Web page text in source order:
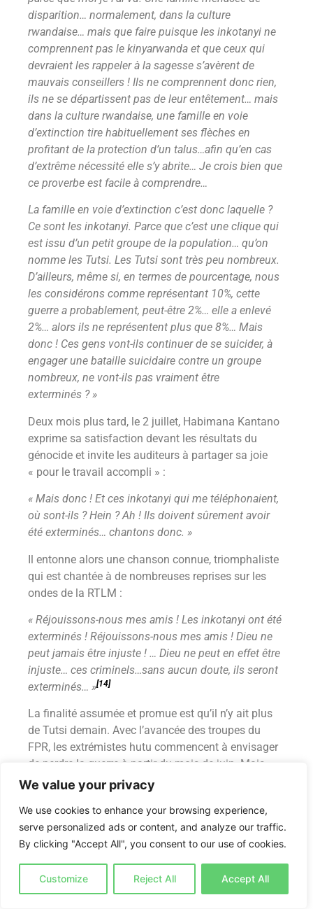
We value your privacy
We use cookies to enhance your browsing experience,
serve personalized ads or content, and analyze our traffic.
By clicking "Accept All", you consent to our use of cookies.
Customize Reject All Accept All
disparition… normalement, dans la culture
rwandaise… mais que faire puisque les inkotanyi ne
comprennent pas le kinyarwanda et que ceux qui
devraient les rappeler à la sagesse s’avèrent de
mauvais conseillers ! Ils ne comprennent donc rien,
ils ne se départissent pas de leur entêtement… mais
dans la culture rwandaise, une famille en voie
d’extinction tire habituellement ses flèches en
profitant de la protection d’un talus…afin qu’en cas
d’extrême nécessité elle s’y abrite… Je crois bien que
ce proverbe est facile à comprendre…
La famille en voie d’extinction c’est donc laquelle ?
Ce sont les inkotanyi. Parce que c’est une clique qui
est issu d’un petit groupe de la population… qu’on
nomme les Tutsi. Les Tutsi sont très peu nombreux.
D’ailleurs, même si, en termes de pourcentage, nous
les considérons comme représentant 10%, cette
guerre a probablement, peut-être 2%… elle a enlevé
2%… alors ils ne représentent plus que 8%… Mais
donc ! Ces gens vont-ils continuer de se suicider, à
engager une bataille suicidaire contre un groupe
nombreux, ne vont-ils pas vraiment être
exterminés ? »
Deux mois plus tard, le 2 juillet, Habimana Kantano
exprime sa satisfaction devant les résultats du
génocide et invite les auditeurs à partager sa joie
« pour le travail accompli » :
« Mais donc ! Et ces inkotanyi qui me téléphonaient,
où sont-ils ? Hein ? Ah ! Ils doivent sûrement avoir
été exterminés… chantons donc. »
Il entonne alors une chanson connue, triomphaliste
qui est chantée à de nombreuses reprises sur les
ondes de la RTLM :
« Réjouissons-nous mes amis ! Les inkotanyi ont été
exterminés ! Réjouissons-nous mes amis ! Dieu ne
peut jamais être injuste ! … Dieu ne peut en effet être
injuste… ces criminels…sans aucun doute, ils seront
exterminés… »[14]
La finalité assumée et promue est qu’il n’y ait plus
de Tutsi demain. Avec l’avancée des troupes du
FPR, les extrémistes hutu commencent à envisager
de perdre la guerre à partir du mois de juin. Mais
cela ne signifie pas qu’il faut perdre également celle
Notre pays donc, cette clique de Tutsis l’a endeuillé,
mais je crois que nous approchons de plus en plus
enfants qui ne le sauraient pas, il s’agit du petit
matin. Donc au petit matin… à la naissance du jour…